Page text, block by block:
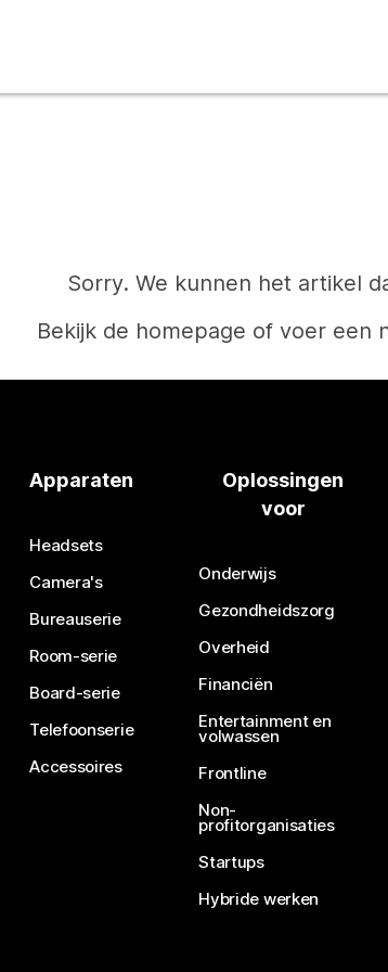
Sorry. We kunnen het artikel
Bekijk de homepage of voer een
Hebt u een
Apparaten
Headsets
Camera's
Bureauserie
Room-serie
Board-serie
Telefoonserie
Accessoires
Oplossingen
voor
Onderwijs
Gezondheidszorg
Overheid
Financiën
Entertainment en
volwassen
Frontline
Non-
profitorganisaties
Startups
Hybride werken